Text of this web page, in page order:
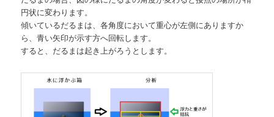
円状に変わります。
傾いているだるまは、各角度において重心が左側にありますか
ら、青い矢印が示す方へ回転します。
すると、だるまは起き上がろうとします。